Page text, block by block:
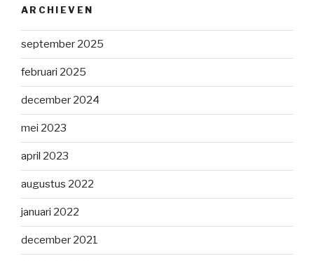
ARCHIEVEN
september 2025
februari 2025
december 2024
mei 2023
april 2023
augustus 2022
januari 2022
december 2021